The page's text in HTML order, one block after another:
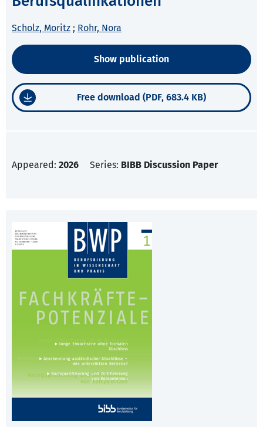
Scholz, Moritz ; Rohr, Nora
Show publication
Free download (PDF, 683.4 KB)
Appeared: 2026 Series: BIBB Discussion Paper